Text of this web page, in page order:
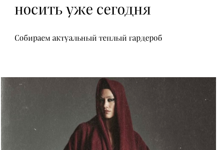
носить уже сегодня
Собираем актуальный теплый гардероб